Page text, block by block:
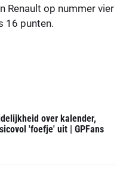
Renault op nummer vier
16 punten.
over kalender,
'foefje' uit | GPFans